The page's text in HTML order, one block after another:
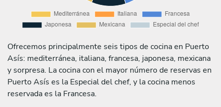
Ofrecemos principalmente seis tipos de cocina en Puerto
Asís: mediterránea, italiana, francesa, japonesa, mexicana
y sorpresa. La cocina con el mayor número de reservas en
Puerto Asís es la Especial del chef, y la cocina menos
reservada es la Francesa.